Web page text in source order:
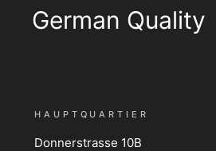
German Quality
HAUPTQUARTIER
Donnerstrasse 10B